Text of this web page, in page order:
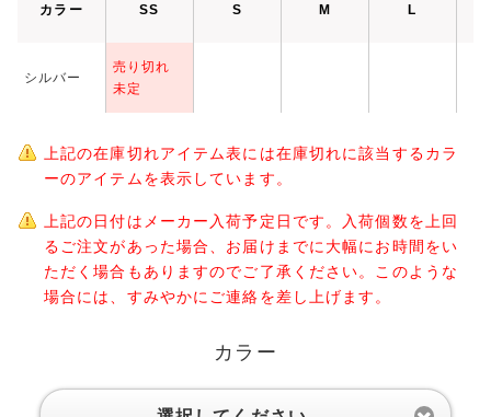
カラー SS S M L
シルバー
売り切れ
未定
上記の在庫切れアイテム表には在庫切れに該当するカラ
ーのアイテムを表示しています。
上記の日付はメーカー入荷予定日です。入荷個数を上回
るご注文があった場合、お届けまでに大幅にお時間をい
ただく場合もありますのでご了承ください。このような
場合には、すみやかにご連絡を差し上げます。
カラー